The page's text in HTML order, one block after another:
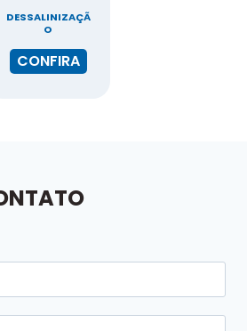
DESSALINIZAÇÃ
O
CONFIRA